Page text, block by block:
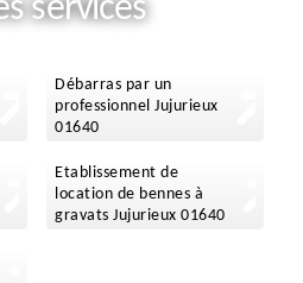
services
Débarras par un
professionnel Jujurieux
01640
Etablissement de
location de bennes à
gravats Jujurieux 01640